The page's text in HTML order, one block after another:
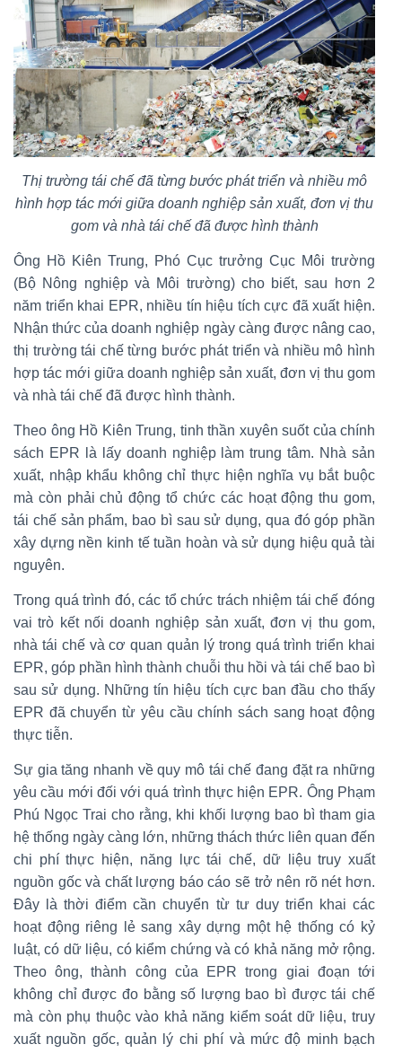
Thị trường tái chế đã từng bước phát triển và nhiều mô
hình hợp tác mới giữa doanh nghiệp sản xuất, đơn vị thu
gom và nhà tái chế đã được hình thành
Ông Hồ Kiên Trung, Phó Cục trưởng Cục Môi trường
(Bộ Nông nghiệp và Môi trường) cho biết, sau hơn 2
năm triển khai EPR, nhiều tín hiệu tích cực đã xuất hiện.
Nhận thức của doanh nghiệp ngày càng được nâng cao,
thị trường tái chế từng bước phát triển và nhiều mô hình
hợp tác mới giữa doanh nghiệp sản xuất, đơn vị thu gom
và nhà tái chế đã được hình thành.
Theo ông Hồ Kiên Trung, tinh thần xuyên suốt của chính
sách EPR là lấy doanh nghiệp làm trung tâm. Nhà sản
xuất, nhập khẩu không chỉ thực hiện nghĩa vụ bắt buộc
mà còn phải chủ động tổ chức các hoạt động thu gom,
tái chế sản phẩm, bao bì sau sử dụng, qua đó góp phần
xây dựng nền kinh tế tuần hoàn và sử dụng hiệu quả tài
nguyên.
Trong quá trình đó, các tổ chức trách nhiệm tái chế đóng
vai trò kết nối doanh nghiệp sản xuất, đơn vị thu gom,
nhà tái chế và cơ quan quản lý trong quá trình triển khai
EPR, góp phần hình thành chuỗi thu hồi và tái chế bao bì
sau sử dụng. Những tín hiệu tích cực ban đầu cho thấy
EPR đã chuyển từ yêu cầu chính sách sang hoạt động
thực tiễn.
Sự gia tăng nhanh về quy mô tái chế đang đặt ra những
yêu cầu mới đối với quá trình thực hiện EPR. Ông Phạm
Phú Ngọc Trai cho rằng, khi khối lượng bao bì tham gia
hệ thống ngày càng lớn, những thách thức liên quan đến
chi phí thực hiện, năng lực tái chế, dữ liệu truy xuất
nguồn gốc và chất lượng báo cáo sẽ trở nên rõ nét hơn.
Đây là thời điểm cần chuyển từ tư duy triển khai các
hoạt động riêng lẻ sang xây dựng một hệ thống có kỷ
luật, có dữ liệu, có kiểm chứng và có khả năng mở rộng.
Theo ông, thành công của EPR trong giai đoạn tới
không chỉ được đo bằng số lượng bao bì được tái chế
mà còn phụ thuộc vào khả năng kiểm soát dữ liệu, truy
xuất nguồn gốc, quản lý chi phí và mức độ minh bạch